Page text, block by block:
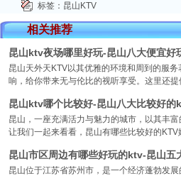
相关推荐
昆山ktv夜场哪里好玩-昆山八大便宜好
昆山天外天KTV以其优雅的环境和周到的服
响，给你带来无与伦比的视听享受。这里还
昆山ktv哪个比较好-昆山八大比较好的
昆山，一座充满活力与魅力的城市，以其丰
让我们一起来看看，昆山有哪些比较好的
昆山市区周边有哪些好玩的ktv-昆山五
昆山位于江苏省苏州市，是一个经济蓬勃发
标签： 昆山KTV